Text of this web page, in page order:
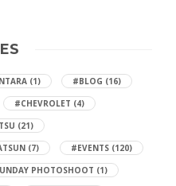
(1) #BLOG (16)
#CHEVROLET (4)
(21)
(7) #EVENTS (120)
PHOTOSHOOT (1)